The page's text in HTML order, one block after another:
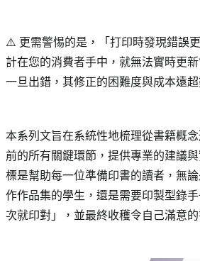
⚠️ 更需警惕的是，「打印時發現錯誤
計在您的消費者手中，就無法實時更
一旦出錯，其修正的困難度與成本遠超
本系列文旨在系統性地梳理從書籍概
前的所有關鍵環節，提供專業的建議
標是幫助每一位準備印書的讀者，無
作作品集的學生，還是需要印製型錄
次就印對」，並最終收穫令自己滿意的